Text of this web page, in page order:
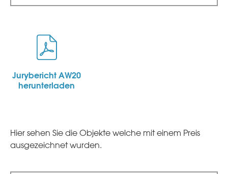
Jurybericht AW20
herunterladen
Hier sehen Sie die Objekte welche mit einem Preis
ausgezeichnet wurden.